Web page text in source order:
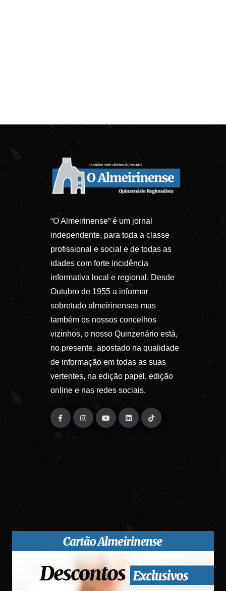
“O Almeirinense” é um jornal
independente, para toda a classe
profissional e social e de todas as
idades com forte incidência
informativa local e regional. Desde
Outubro de 1955 a informar
sobretudo almeirinenses mas
também os nossos concelhos
vizinhos, o nosso Quinzenário está,
no presente, apostado na qualidade
de informação em todas as suas
vertentes, na edição papel, edição
online e nas redes sociais.